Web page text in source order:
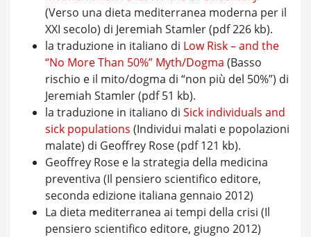
(Verso una dieta mediterranea moderna per il
XXI secolo) di Jeremiah Stamler (pdf 226 kb).
la traduzione in italiano di Low Risk – and the
“No More Than 50%” Myth/Dogma (Basso
rischio e il mito/dogma di “non più del 50%”) di
Jeremiah Stamler (pdf 51 kb).
la traduzione in italiano di Sick individuals and
sick populations (Individui malati e popolazioni
malate) di Geoffrey Rose (pdf 121 kb).
Geoffrey Rose e la strategia della medicina
preventiva (Il pensiero scientifico editore,
seconda edizione italiana gennaio 2012)
La dieta mediterranea ai tempi della crisi (Il
pensiero scientifico editore, giugno 2012)